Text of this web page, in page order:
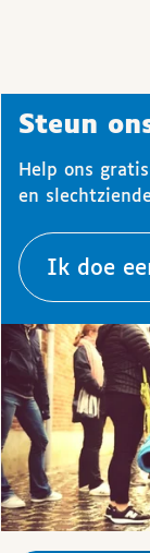
Steun
Help ons
en
Ik doe